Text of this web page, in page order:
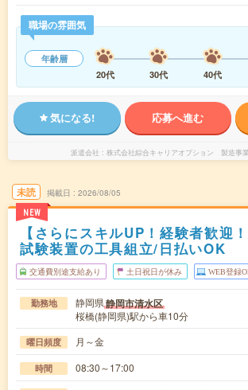
職場の雰囲気
年齢層
20代
30代 40代
気になる! 応募へ進む
派遣会社 株式会社綜合キャリアオプション 製造事業
未読
NEW
掲載日 2026/08/05
【さらにスキルUP！経験者歓迎
試験装置の工具組立/日払いOK
交通費別途支給あり 土日祝日が休み WEB登録
勤務地 静岡県静岡市清水区
桜橋(静岡県)駅から車10分
曜日頻度 月～金
時間 08:30～17:00